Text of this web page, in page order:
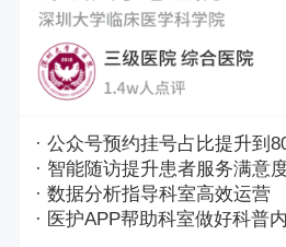
· 公众号预约挂号占比提升到
· 智能随访提升患者服务满意
· 数据分析指导科室高效运营
· 医护APP帮助科室做好科普